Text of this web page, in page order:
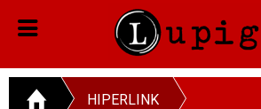
HIPERLINK